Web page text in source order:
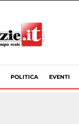
POLITICA EVENTI